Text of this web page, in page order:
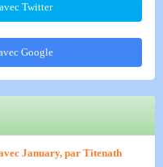
Twitter
Google
January, par Titenath